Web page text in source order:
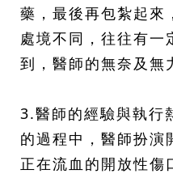
藥，最後再包紮起來
處境不同，往往有一
到，醫師的無奈及無
3.醫師的經驗與執行
的過程中，醫師扮演
正在流血的開放性傷